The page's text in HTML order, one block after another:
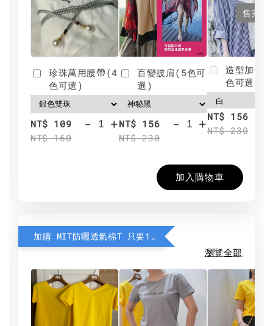
珍珠萬用腰帶(4
色可選)
NT$ 109
NT$ 160
- +
百變披肩(5色可
選)
NT$ 156
NT$ 230
- +
售完
造型加分
色可選)
NT$ 156
NT$ 230
加入購物車
加購 MIT防曬透氣棉T 只要190元
瀏覽全部